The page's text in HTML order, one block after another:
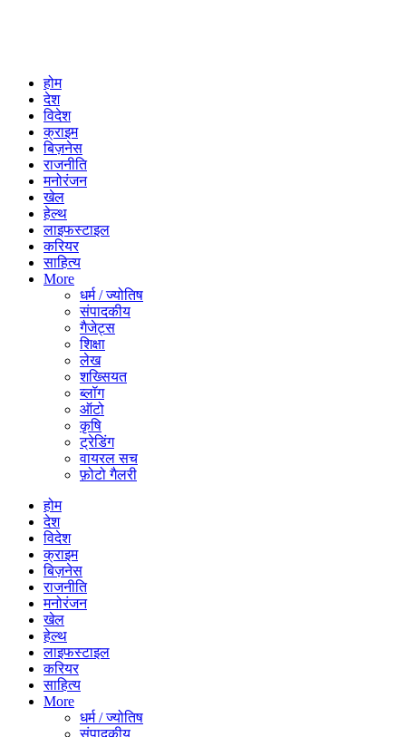
होम
देश
विदेश
क्राइम
बिज़नेस
राजनीति
मनोरंजन
खेल
हेल्थ
लाइफस्टाइल
करियर
साहित्य
More
धर्म / ज्योतिष
संपादकीय
गैजेट्स
शिक्षा
लेख
शख्सियत
ब्लॉग
ऑटो
कृषि
ट्रेडिंग
वायरल सच
फ़ोटो गैलरी
होम
देश
विदेश
क्राइम
बिज़नेस
राजनीति
मनोरंजन
खेल
हेल्थ
लाइफस्टाइल
करियर
साहित्य
More
धर्म / ज्योतिष
संपादकीय